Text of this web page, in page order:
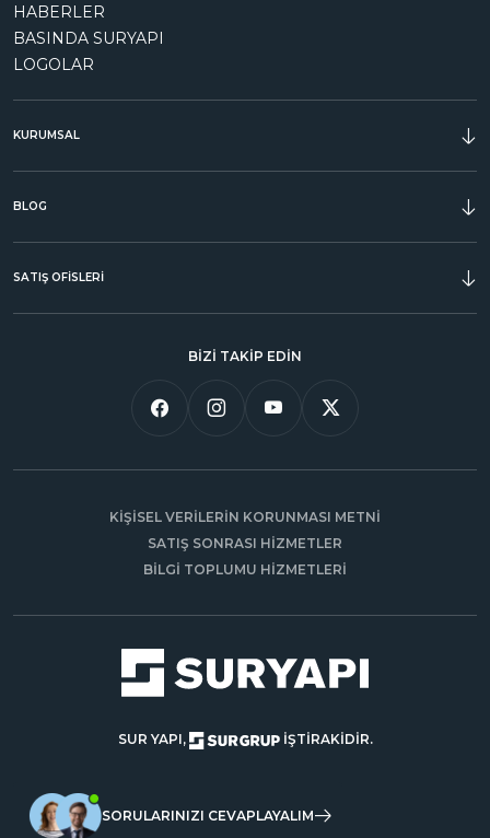
SORULARINIZI CEVAPLAYALIM
BİZİ TAKİP EDİN
HABERLER
BASINDA SURYAPI
LOGOLAR
KURUMSAL
BLOG
SATIŞ OFİSLERİ
SUR YAPI, İŞTİRAKİDİR.
KİŞİSEL VERİLERİN KORUNMASI METNİ
SATIŞ SONRASI HİZMETLER
BİLGİ TOPLUMU HİZMETLERİ